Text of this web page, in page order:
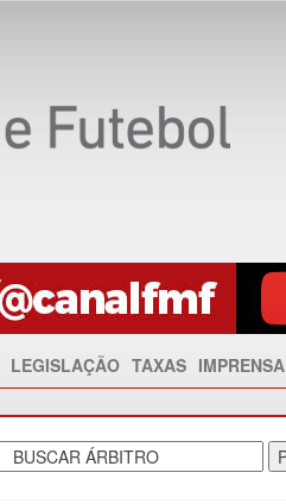
LEGISLAÇÃO TAXAS IMPRENSA